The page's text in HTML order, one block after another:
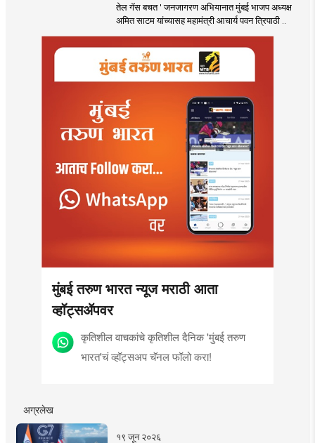
तेल गॅस बचत ' जनजागरण अभियानात मुंबई भाजप अध्यक्ष
अमित साटम यांच्यासह महामंत्री आचार्य पवन त्रिपाठी ..
मुंबई तरुण भारत न्यूज मराठी आता
व्हॉट्सॲपवर
कृतिशील वाचकांचे कृतिशील दैनिक 'मुंबई तरुण
भारत'चं व्हॉट्सअप चॅनल फॉलो करा!
अग्रलेख
१९ जून २०२६